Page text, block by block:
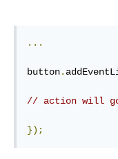
...
button.
// action will
});